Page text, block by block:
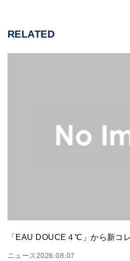
RELATED
「EAU DOUCE４℃」から新コ
ニュース 2026.08.07